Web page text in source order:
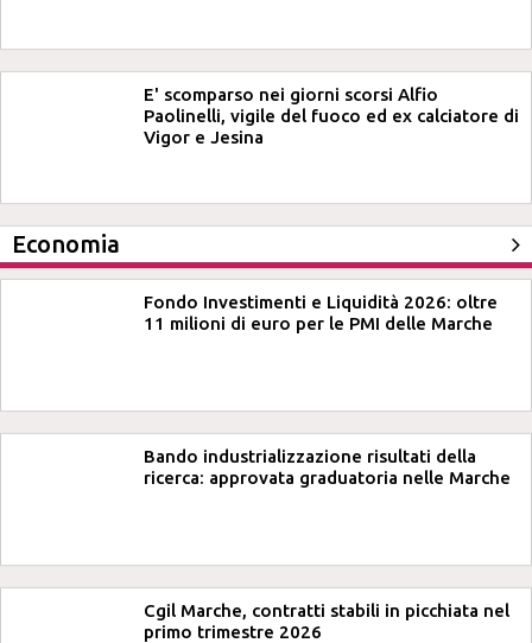
E' scomparso nei giorni scorsi Alfio
Paolinelli, vigile del fuoco ed ex calciatore di
Vigor e Jesina
Economia
Fondo Investimenti e Liquidità 2026: oltre
11 milioni di euro per le PMI delle Marche
Bando industrializzazione risultati della
ricerca: approvata graduatoria nelle Marche
Cgil Marche, contratti stabili in picchiata nel
primo trimestre 2026